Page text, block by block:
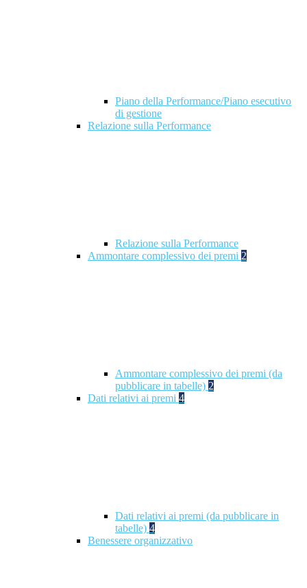
Piano della Performance/Piano esecutivo
di gestione
Relazione sulla Performance
Relazione sulla Performance
Ammontare complessivo dei premi 2
Ammontare complessivo dei premi (da
pubblicare in tabelle) 2
Dati relativi ai premi 4
Dati relativi ai premi (da pubblicare in
tabelle) 4
Benessere organizzativo